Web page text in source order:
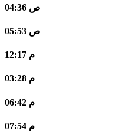
04:36 ص
05:53 ص
12:17 م
03:28 م
06:42 م
07:54 م